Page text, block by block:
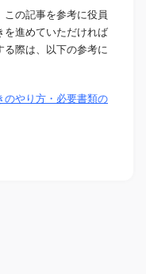
の記事を参考に役員
を進めていただければ
る際は、以下の参考に
のやり方・必要書類の